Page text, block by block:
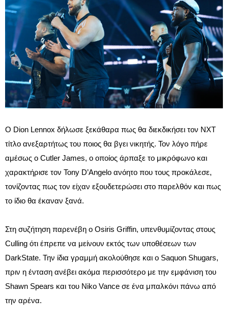
Ο Dion Lennox δήλωσε ξεκάθαρα πως θα διεκδικήσει τον NXT
τίτλο ανεξαρτήτως του ποιος θα βγει νικητής. Τον λόγο πήρε
αμέσως ο Cutler James, ο οποίος άρπαξε το μικρόφωνο και
χαρακτήρισε τον Tony D’Angelo ανόητο που τους προκάλεσε,
τονίζοντας πως τον είχαν εξουδετερώσει στο παρελθόν και πως
το ίδιο θα έκαναν ξανά.
Στη συζήτηση παρενέβη ο Osiris Griffin, υπενθυμίζοντας στους
Culling ότι έπρεπε να μείνουν εκτός των υποθέσεων των
DarkState. Την ίδια γραμμή ακολούθησε και ο Saquon Shugars,
πριν η ένταση ανέβει ακόμα περισσότερο με την εμφάνιση του
Shawn Spears και του Niko Vance σε ένα μπαλκόνι πάνω από
την αρένα.